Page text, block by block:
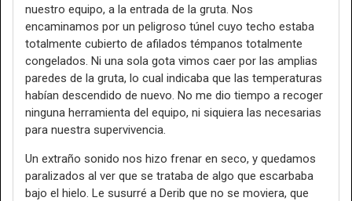
nuestro equipo, a la entrada de la gruta. Nos
encaminamos por un peligroso túnel cuyo techo estaba
totalmente cubierto de afilados témpanos totalmente
congelados. Ni una sola gota vimos caer por las amplias
paredes de la gruta, lo cual indicaba que las temperaturas
habían descendido de nuevo. No me dio tiempo a recoger
ninguna herramienta del equipo, ni siquiera las necesarias
para nuestra supervivencia.
Un extraño sonido nos hizo frenar en seco, y quedamos
paralizados al ver que se trataba de algo que escarbaba
bajo el hielo. Le susurré a Derib que no se moviera, que